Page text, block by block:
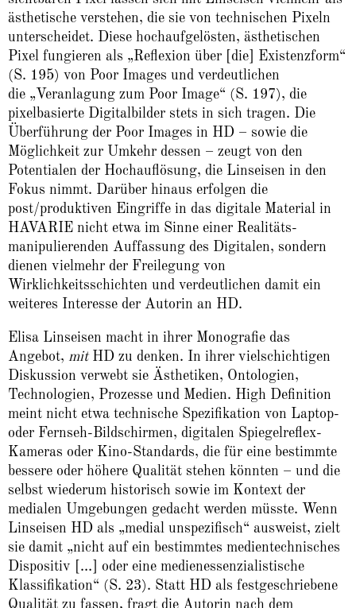
ästhetische verstehen, die sie von technischen Pixeln
unterscheidet. Diese hochaufgelösten, ästhetischen
Pixel fungieren als „Reflexion über [die] Existenzform“
(S. 195) von Poor Images und verdeutlichen
die „Veranlagung zum Poor Image“ (S. 197), die
pixelbasierte Digitalbilder stets in sich tragen. Die
Überführung der Poor Images in HD – sowie die
Möglichkeit zur Umkehr dessen – zeugt von den
Potentialen der Hochauflösung, die Linseisen in den
Fokus nimmt. Darüber hinaus erfolgen die
post/produktiven Eingriffe in das digitale Material in
HAVARIE nicht etwa im Sinne einer Realitäts-
manipulierenden Auffassung des Digitalen, sondern
dienen vielmehr der Freilegung von
Wirklichkeitsschichten und verdeutlichen damit ein
weiteres Interesse der Autorin an HD.
Elisa Linseisen macht in ihrer Monografie das
Angebot, mitHD zu denken. In ihrer vielschichtigen
Diskussion verwebt sie Ästhetiken, Ontologien,
Technologien, Prozesse und Medien. High Definition
meint nicht etwa technische Spezifikation von Laptop-
oder Fernseh-Bildschirmen, digitalen Spiegelreflex-
Kameras oder Kino-Standards, die für eine bestimmte
bessere oder höhere Qualität stehen könnten – und die
selbst wiederum historisch sowie im Kontext der
medialen Umgebungen gedacht werden müsste. Wenn
Linseisen HD als „medial unspezifisch“ ausweist, zielt
sie damit „nicht auf ein bestimmtes medientechnisches
Dispositiv […] oder eine medienessenzialistische
Klassifikation“ (S. 23). Statt HD als festgeschriebene
Qualität zu fassen, fragt die Autorin nach dem